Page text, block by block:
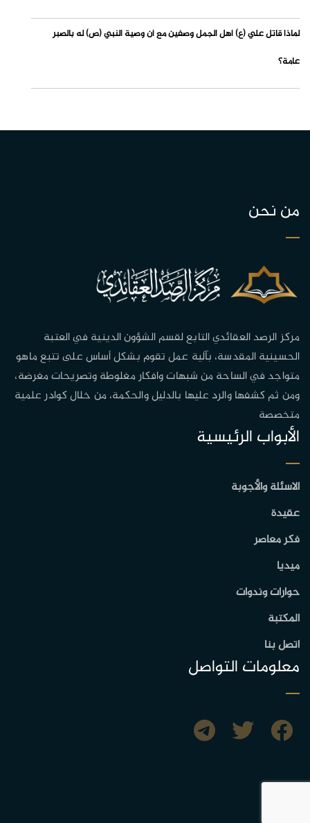
لماذا قاتل علي (ع) أهل الجمل وصفين مع أن وصية النبي (ص) له بالصبر
عامة؟
من نحن
مركز الرصد العقائدي التابع لقسم الشؤون الدينية في العتبة
الحسينية المقدسة، بآلية عمل تقوم بشكل أساس على تتبع ماهو
متواجد في الساحة من شبهات وافكار مغلوطة وتصريحات مغرضة،
ومن ثم كشفها والرد عليها بالدليل والحكمة، من خلال كوادر علمية
متخصصة
الأبواب الرئيسية
الاسئلة والأجوبة
عقيدة
فكر معاصر
ميديا
حوارات وندوات
المكتبة
اتصل بنا
معلومات التواصل